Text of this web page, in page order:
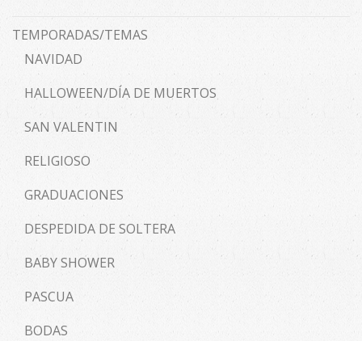
TEMPORADAS/TEMAS
NAVIDAD
HALLOWEEN/DÍA DE MUERTOS
SAN VALENTIN
RELIGIOSO
GRADUACIONES
DESPEDIDA DE SOLTERA
BABY SHOWER
PASCUA
BODAS